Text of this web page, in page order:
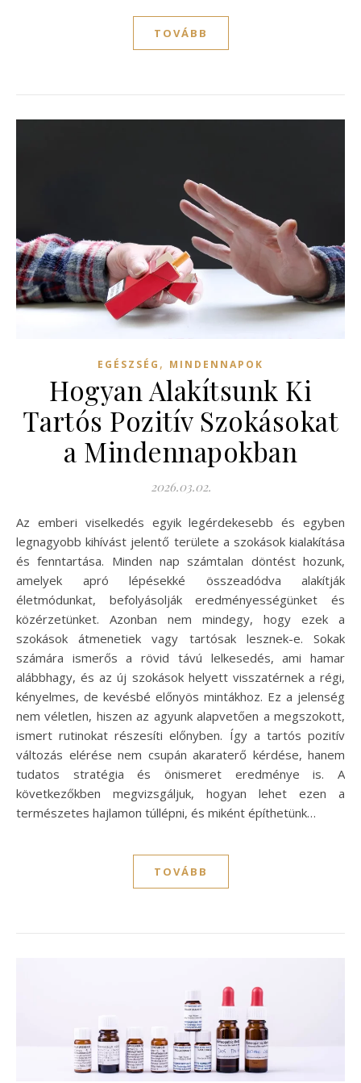
TOVÁBB
EGÉSZSÉG , MINDENNAPOK
Hogyan Alakítsunk Ki
Tartós Pozitív Szokásokat
a Mindennapokban
2026.03.02.
Az emberi viselkedés egyik legérdekesebb és egyben
legnagyobb kihívást jelentő területe a szokások kialakítása
és fenntartása. Minden nap számtalan döntést hozunk,
amelyek apró lépésekké összeadódva alakítják
életmódunkat, befolyásolják eredményességünket és
közérzetünket. Azonban nem mindegy, hogy ezek a
szokások átmenetiek vagy tartósak lesznek-e. Sokak
számára ismerős a rövid távú lelkesedés, ami hamar
alábbhagy, és az új szokások helyett visszatérnek a régi,
kényelmes, de kevésbé előnyös mintákhoz. Ez a jelenség
nem véletlen, hiszen az agyunk alapvetően a megszokott,
ismert rutinokat részesíti előnyben. Így a tartós pozitív
változás elérése nem csupán akaraterő kérdése, hanem
tudatos stratégia és önismeret eredménye is. A
következőkben megvizsgáljuk, hogyan lehet ezen a
természetes hajlamon túllépni, és miként építhetünk…
TOVÁBB